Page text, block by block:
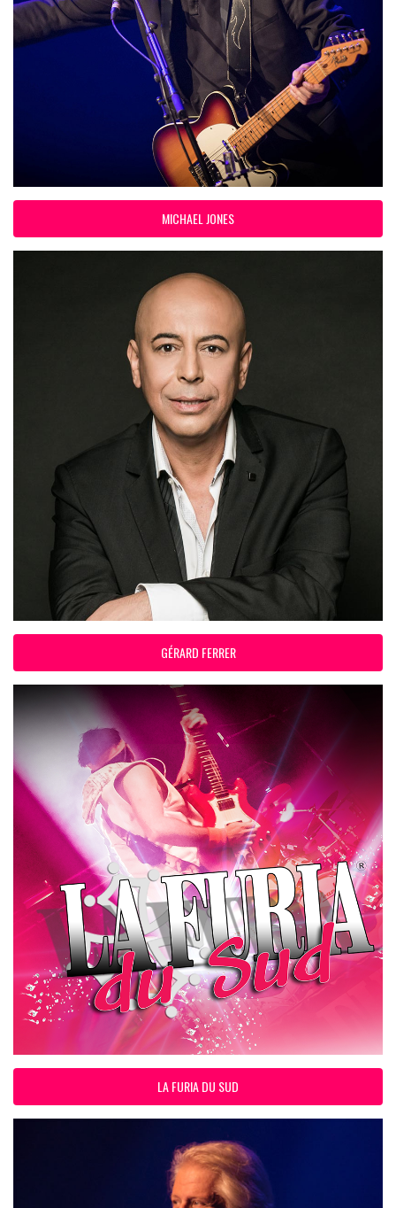
MICHAEL JONES
GÉRARD FERRER
LA FURIA DU SUD